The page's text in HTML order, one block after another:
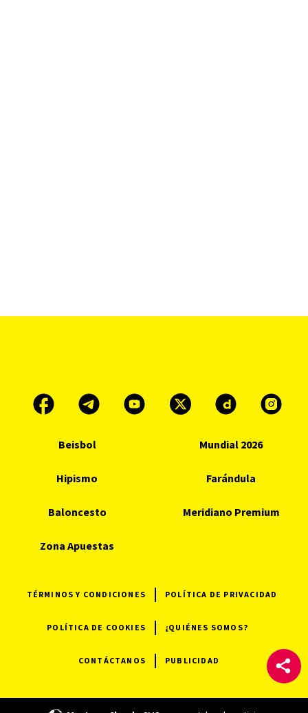
Beisbol Mundial 2026
Hipismo Farándula
Baloncesto Meridiano Premium
Zona Apuestas
TÉRMINOS Y CONDICIONES POLÍTICA DE PRIVACIDAD
POLÍTICA DE COOKIES ¿QUIÉNES SOMOS?
CONTÁCTANOS PUBLICIDAD